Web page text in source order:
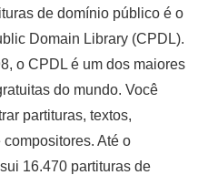
de domínio público é o
Domain Library (CPDL).
o CPDL é um dos maiores
do mundo. Você
partituras, textos,
Até o
16.470 partituras de